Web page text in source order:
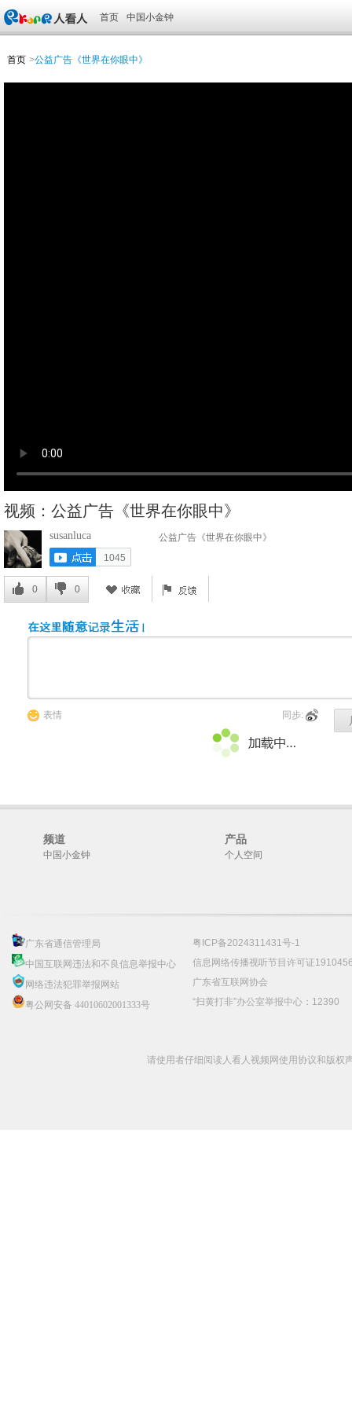
首页 中国小金钟
首页 >公益广告《世界在你眼中》
视频：公益广告《世界在你眼中》
susanluca
1045
公益广告《世界在你眼中》
0 0
表情 同步:
频道
中国小金钟
产品
个人空间
广东省通信管理局
中国互联网违法和不良信息举报中心
网络违法犯罪举报网站
粤公网安备 44010602001333号
粤ICP备2024311431号-1
信息网络传播视听节目许可证
广东省互联网协会
“扫黄打非”办公室举报中心：12390
请使用者仔细阅读人看人视频网使用协议和版权